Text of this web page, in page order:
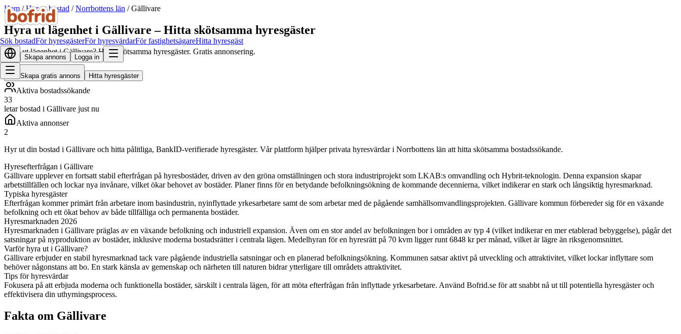
Sök bostadFör hyresgästerFör hyresvärdarFör fastighetsägareHitta hyresgäst
Skapa annons Logga in
Hem/Hyr ut bostad /Norrbottens län /Gällivare
Hyra ut lägenhet i Gällivare – Hitta skötsamma hyresgäster
Hyra ut lägenhet i Gällivare? Hitta skötsamma hyresgäster. Gratis annonsering.
Skapa gratis annons Hitta hyresgäster
Aktiva bostadssökande
33
letar bostad i Gällivare just nu
Aktiva annonser
2
Hyr ut din bostad i Gällivare och hitta pålitliga, BankID-verifierade hyresgäster. Vår plattform hjälper privata hyresvärdar i Norrbottens län att hitta skötsamma bostadssökande.
Hyresefterfrågan i Gällivare
Gällivare upplever en fortsatt stabil efterfrågan på hyresbostäder, driven av den gröna omställningen och stora industriprojekt som LKAB:s omvandling och Hybrit-teknologin. Denna expansion skapar
arbetstillfällen och lockar nya invånare, vilket ökar behovet av bostäder. Planer finns för en betydande befolkningsökning de kommande decennierna, vilket indikerar en stark och långsiktig hyresmarknad.
Typiska hyresgäster
Efterfrågan kommer primärt från arbetare inom basindustrin, nyinflyttade yrkesarbetare samt de som arbetar med de pågående samhällsomvandlingsprojekten. Gällivare kommun förbereder sig för en växande
befolkning och ett ökat behov av både tillfälliga och permanenta bostäder.
Hyresmarknaden 2026
Hyresmarknaden i Gällivare präglas av en växande befolkning och industriell expansion. Även om en stor andel av befolkningen bor i områden av typ 4 (vilket indikerar en mer etablerad bebyggelse), pågår det
satsningar på nyproduktion av bostäder, inklusive moderna bostadsrätter i centrala lägen. Medelhyran för en hyresrätt på 70 kvm ligger runt 6848 kr per månad, vilket är lägre än riksgenomsnittet.
Varför hyra ut i Gällivare?
Gällivare erbjuder en stabil hyresmarknad tack vare pågående industriella satsningar och en planerad befolkningsökning. Kommunen satsar aktivt på utveckling och attraktivitet, vilket lockar inflyttare som
behöver någonstans att bo. En stark känsla av gemenskap och närheten till naturen bidrar ytterligare till områdets attraktivitet.
Tips för hyresvärdar
Fokusera på att erbjuda moderna och funktionella bostäder, särskilt i centrala lägen, för att möta efterfrågan från inflyttade yrkesarbetare. Använd Bofrid.se för att snabbt nå ut till potentiella hyresgäster och
effektivisera din uthyrningsprocess.
Fakta om Gällivare